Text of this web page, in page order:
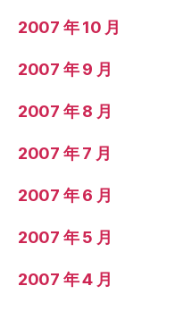
2007 年 10 月
2007 年 9 月
2007 年 8 月
2007 年 7 月
2007 年 6 月
2007 年 5 月
2007 年 4 月